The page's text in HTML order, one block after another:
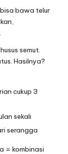
bawa telur
semut.
Hasilnya?
cukup 3
sekali
serangga
= kombinasi